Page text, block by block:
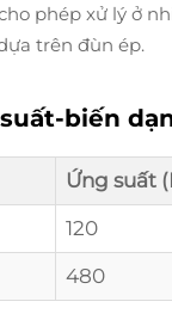
phép xử lý ở
trên đùn ép.
biến
Ứng suất
120
480